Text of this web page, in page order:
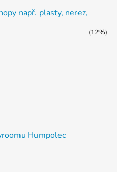
např. plasty, nerez,
(12%)
Humpolec